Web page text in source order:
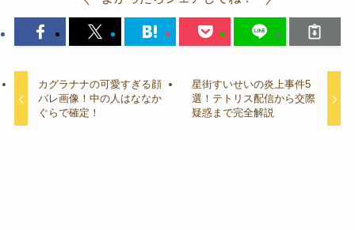
カグラナナの可愛すぎる顔
バレ画像！中の人はななか
ぐらで確定！
星街すいせいの炎上事件5
選！テトリス配信から交際
疑惑まで完全解説